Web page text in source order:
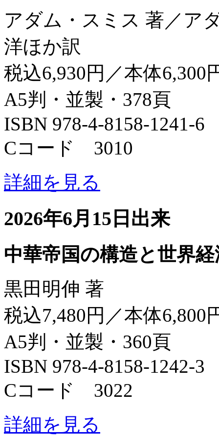
アダム・スミス 著／ア
洋ほか訳
税込6,930円／本体6,300
A5判・並製・378頁
ISBN 978-4-8158-1241-6
Cコード 3010
詳細を見る
2026年6月15日出来
中華帝国の構造と世界
黒田明伸 著
税込7,480円／本体6,800
A5判・並製・360頁
ISBN 978-4-8158-1242-3
Cコード 3022
詳細を見る